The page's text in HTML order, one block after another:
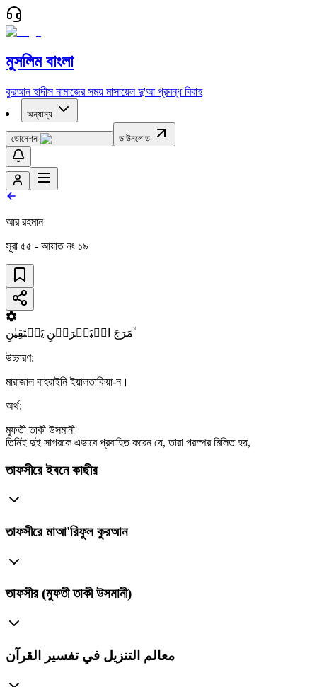
মুসলিম বাংলা
কুরআন হাদীস নামাজের সময় মাসায়েল দু'আ প্রবন্ধ বিবাহ
অন্যান্য
ডোনেশন ডাউনলোড
আর রহমান
সূরা ৫৫ - আয়াত নং ১৯
مَرَجَ الۡبَحۡرَیۡنِ یَلۡتَقِیٰنِ ۙ
উচ্চারণ:
মারাজাল বাহরাইনি ইয়ালতাকিয়া-ন।
অর্থ:
মুফতী তাকী উসমানী
তিনিই দুই সাগরকে এভাবে প্রবাহিত করেন যে, তারা পরস্পর মিলিত হয়,
তাফসীরে ইবনে কাছীর
তাফসীরে মাআ'রিফুল কুরআন
তাফসীর (মুফতী তাকী উসমানী)
معالم التنزيل في تفسير القرآن